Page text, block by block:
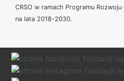
CRSO w ramach Programu
na lata 2018-2030.